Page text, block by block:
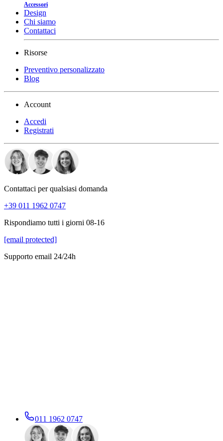
Accessori
Design
Chi siamo
Contattaci
Risorse
Preventivo personalizzato
Blog
Account
Accedi
Registrati
Contattaci per qualsiasi domanda
+39 011 1962 0747
Rispondiamo tutti i giorni 08-16
[email protected]
Supporto email 24/24h
011 1962 0747